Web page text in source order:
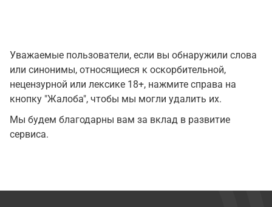
Уважаемые пользователи, если вы обнаружили слова
или синонимы, относящиеся к оскорбительной,
нецензурной или лексике 18+, нажмите справа на
кнопку "Жалоба", чтобы мы могли удалить их.
Мы будем благодарны вам за вклад в развитие
сервиса.